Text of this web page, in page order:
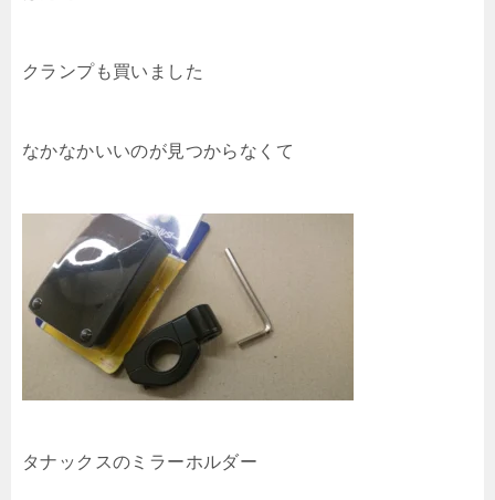
クランプも買いました
なかなかいいのが見つからなくて
タナックスのミラーホルダー